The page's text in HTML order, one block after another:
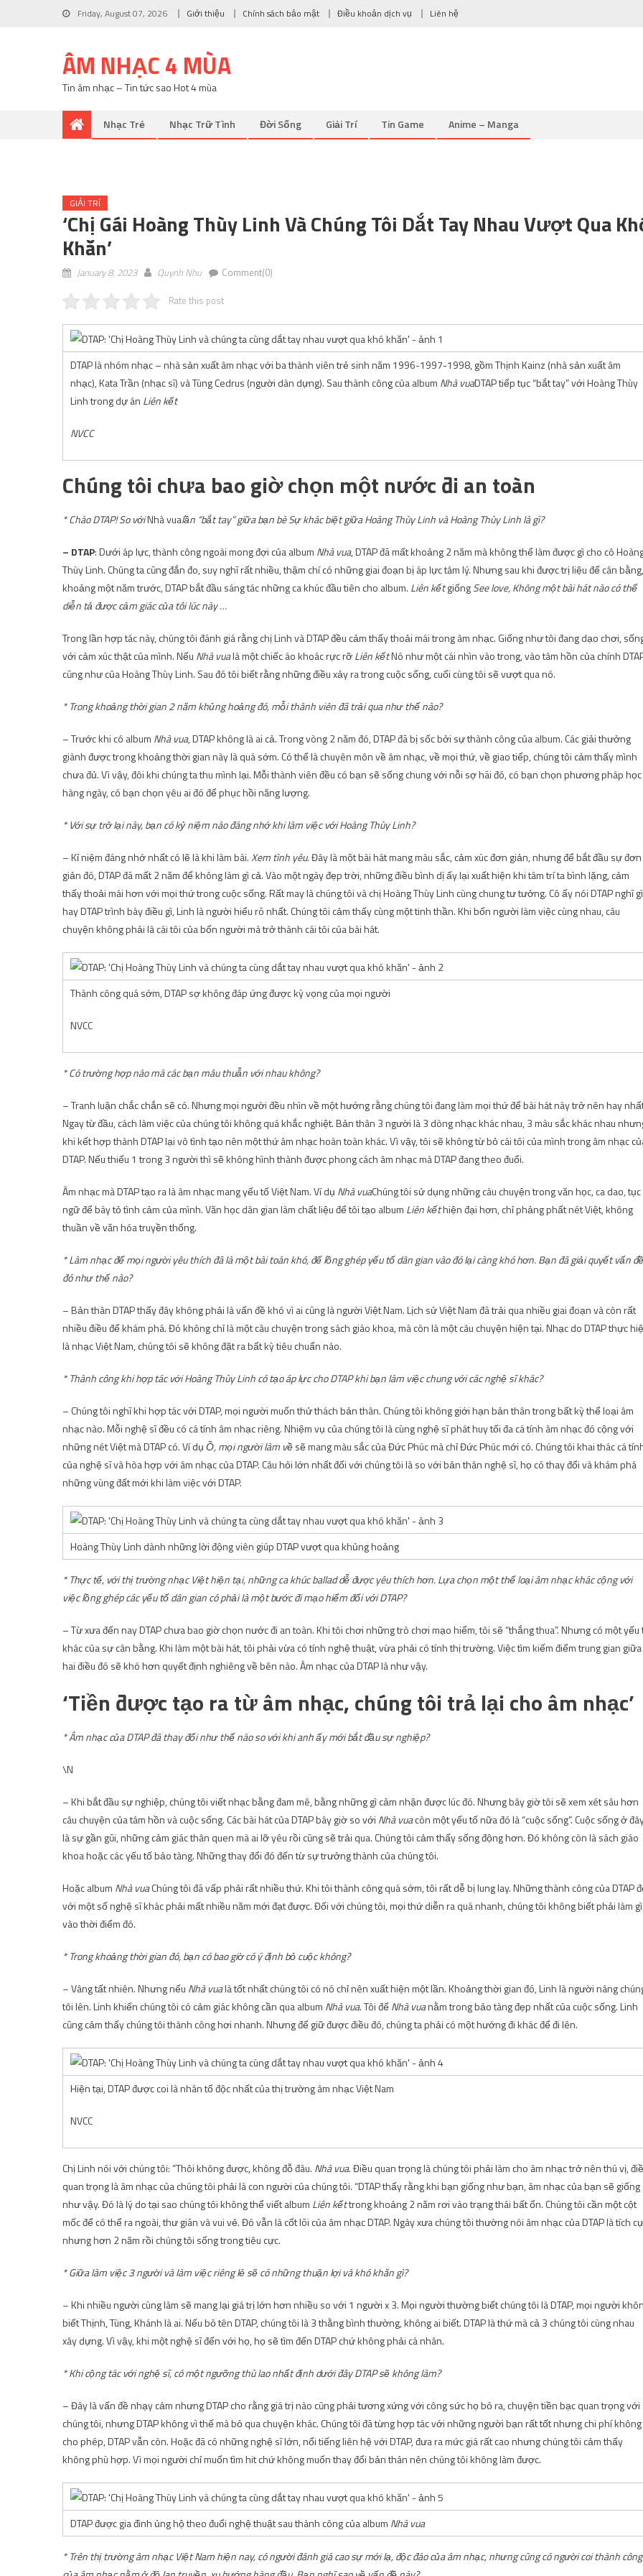
Friday, August 07, 2026 Giới thiệu Chính sách bảo mật Điều khoản dịch vụ Liên hệ
ÂM NHẠC 4 MÙA
Tin âm nhạc – Tin tức sao Hot 4 mùa
Nhạc Trẻ Nhạc Trữ Tình Đời Sống Giải Trí Tin Game Anime – Manga
GIẢI TRÍ
‘Chị Gái Hoàng Thùy Linh Và Chúng Tôi Dắt Tay Nhau Vượt Qua
Khăn’
January 8, 2023 Quynh Nhu Comment(0)
Rate this post
DTAP là nhóm nhạc – nhà sản xuất âm nhạc với ba thành viên trẻ sinh năm 1996-1997-1998, gồm Thịnh Kainz (nhà sản xuất âm
nhạc), Kata Trần (nhạc sĩ) và Tùng Cedrus (người dàn dựng). Sau thành công của album Nhà vuaDTAP tiếp tục “bắt tay” với Hoàng Thùy
Linh trong dự án Liên kết
NVCC
Chúng tôi chưa bao giờ chọn một nước đi an toàn
* ChàoDTAP!So vớiNhà vualần “bắt tay” giữabạn bèSự khác biệt giữa Hoàng Thùy Linh và Hoàng Thùy Linh là gì?
– DTAP: Dưới áp lực, thành công ngoài mong đợi của album Nhà vua, DTAP đã mất khoảng 2 năm mà không thể làm được gì cho cô
Thùy Linh. Chúng ta cũng đắn đo, suy nghĩ rất nhiều, thậm chí có những giai đoạn bị áp lực tâm lý. Nhưng sau khi được trị liệu để cân bằng,
khoảng một năm trước, DTAP bắt đầu sáng tác những ca khúc đầu tiên cho album. Liên kếtgiốngSee love, Không một bài hát nào có thể
diễn tả được cảm giác của tôi lúc này …
Trong lần hợp tác này, chúng tôi đánh giá rằng chị Linh và DTAP đều cảm thấy thoải mái trong âm nhạc. Giống như tôi đang dạo chơi,
với cảm xúc thật của mình. Nếu Nhà vualà một chiếc áo khoác rực rỡLiên kếtNó như một cái nhìn vào trong, vào tâm hồn của chính
cũng như của Hoàng Thùy Linh. Sau đó tôi biết rằng những điều xảy ra trong cuộc sống, cuối cùng tôi sẽ vượt qua nó.
* Trong khoảng thời gian 2 năm khủng hoảng đó, mỗi thành viên đã trải qua như thế nào?
– Trước khi có album Nhà vua, DTAP không là ai cả. Trong vòng 2 năm đó, DTAP đã bị sốc bởi sự thành công của album. Các giải thưởng
giành được trong khoảng thời gian này là quá sớm. Có thể là chuyên môn về âm nhạc, về mọi thứ, về giao tiếp, chúng tôi cảm thấy mình
chưa đủ. Vì vậy, đôi khi chúng ta thu mình lại. Mỗi thành viên đều có bạn sẽ sống chung với nỗi sợ hãi đó, có bạn chọn phương pháp học
hàng ngày, có bạn chọn yêu ai đó để phục hồi năng lượng.
* Với sự trở lại này, bạn có kỷ niệm nào đáng nhớ khi làm việc với Hoàng Thùy Linh?
– Kỉ niệm đáng nhớ nhất có lẽ là khi làm bài.Xem tình yêu. Đây là một bài hát mang màu sắc, cảm xúc đơn giản, nhưng để bắt đầu sự đơn
giản đó, DTAP đã mất 2 năm để không làm gì cả. Vào một ngày đẹp trời, những điều bình dị ấy lại xuất hiện khi tâm trí ta bình lặng, cảm
thấy thoải mái hơn với mọi thứ trong cuộc sống. Rất may là chúng tôi và chị Hoàng Thùy Linh cùng chung tư tưởng. Cô ấy nói DTAP nghĩ
hay DTAP trình bày điều gì, Linh là người hiểu rõ nhất. Chúng tôi cảm thấy cùng một tinh thần. Khi bốn người làm việc cùng nhau, câu
chuyện không phải là cái tôi của bốn người mà trở thành cái tôi của bài hát.
Thành công quá sớm, DTAP sợ không đáp ứng được kỳ vọng của mọi người
NVCC
* Có trường hợp nào mà các bạn mâu thuẫn với nhau không?
– Tranh luận chắc chắn sẽ có. Nhưng mọi người đều nhìn về một hướng rằng chúng tôi đang làm mọi thứ để bài hát này trở nên hay
Ngay từ đầu, cách làm việc của chúng tôi không quá khắc nghiệt. Bản thân 3 người là 3 dòng nhạc khác nhau, 3 màu sắc khác nhau
khi kết hợp thành DTAP lại vô tình tạo nên một thứ âm nhạc hoàn toàn khác. Vì vậy, tôi sẽ không từ bỏ cái tôi của mình trong âm nhạc
DTAP. Nếu thiếu 1 trong 3 người thì sẽ không hình thành được phong cách âm nhạc mà DTAP đang theo đuổi.
Âm nhạc mà DTAP tạo ra là âm nhạc mang yếu tố Việt Nam. Ví dụ Nhà vuaChúng tôi sử dụng những câu chuyện trong văn học, ca dao, tục
ngữ để bày tỏ tình cảm của mình. Văn học dân gian làm chất liệu để tôi tạo album Liên kếthiện đại hơn, chỉ phảng phất nét Việt, không
thuần về văn hóa truyền thống.
* Làm nhạc để mọi người yêu thích đã là một bài toán khó, để lồng ghép yếu tố dân gian vào đó lại càng khó hơn. Bạn đã giải quyết vấn đề
đó như thế nào?
– Bản thân DTAP thấy đây không phải là vấn đề khó vì ai cũng là người Việt Nam. Lịch sử Việt Nam đã trải qua nhiều giai đoạn và còn rất
nhiều điều để khám phá. Đó không chỉ là một câu chuyện trong sách giáo khoa, mà còn là một câu chuyện hiện tại. Nhạc do DTAP thực
là nhạc Việt Nam, chúng tôi sẽ không đặt ra bất kỳ tiêu chuẩn nào.
* Thành công khi hợp tác với Hoàng Thùy Linh có tạo áp lực cho DTAP khi bạn làm việc chung với các nghệ sĩ khác?
– Chúng tôi nghĩ khi hợp tác với DTAP, mọi người muốn thử thách bản thân. Chúng tôi không giới hạn bản thân trong bất kỳ thể loại âm
nhạc nào. Mỗi nghệ sĩ đều có cá tính âm nhạc riêng. Nhiệm vụ của chúng tôi là cùng nghệ sĩ phát huy tối đa cá tính âm nhạc đó cộng với
những nét Việt mà DTAP có. Ví dụỒ, mọi người làm vềsẽ mang màu sắc của Đức Phúc mà chỉ Đức Phúc mới có. Chúng tôi khai thác cá
của nghệ sĩ và hòa hợp với âm nhạc của DTAP. Câu hỏi lớn nhất đối với chúng tôi là so với bản thân nghệ sĩ, họ có thay đổi và khám phá
những vùng đất mới khi làm việc với DTAP.
Hoàng Thùy Linh dành những lời động viên giúp DTAP vượt qua khủng hoảng
* Thực tế, với thị trường nhạc Việt hiện tại, những ca khúc ballad dễ được yêu thích hơn. Lựa chọn một thể loại âm nhạc khác cộng với
việc lồng ghép các yếu tố dân gian có phải là một bước đi mạo hiểm đối với DTAP?
– Từ xưa đến nay DTAP chưa bao giờ chọn nước đi an toàn. Khi tôi chơi những trò chơi mạo hiểm, tôi sẽ “thắng thua”. Nhưng có một yếu
khác của sự cân bằng. Khi làm một bài hát, tôi phải vừa có tính nghệ thuật, vừa phải có tính thị trường. Việc tìm kiếm điểm trung gian giữa
hai điều đó sẽ khó hơn quyết định nghiêng về bên nào. Âm nhạc của DTAP là như vậy.
‘Tiền được tạo ra từ âm nhạc, chúng tôi trả lại cho âm nhạc’
* Âm nhạc của DTAP đã thay đổi như thế nào so với khi anh ấy mới bắt đầu sự nghiệp?
\N
– Khi bắt đầu sự nghiệp, chúng tôi viết nhạc bằng đam mê, bằng những gì cảm nhận được lúc đó. Nhưng bây giờ tôi sẽ xem xét sâu hơn
câu chuyện của tâm hồn và cuộc sống. Các bài hát của DTAP bây giờ so với Nhà vuacòn một yếu tố nữa đó là “cuộc sống”. Cuộc sống ở
là sự gần gũi, những cảm giác thân quen mà ai lỡ yêu rồi cũng sẽ trải qua. Chúng tôi cảm thấy sống động hơn. Đó không còn là sách giáo
khoa hoặc các yếu tố bảo tàng. Những thay đổi đó đến từ sự trưởng thành của chúng tôi.
Hoặc album Nhà vuaChúng tôi đã vấp phải rất nhiều thứ. Khi tôi thành công quá sớm, tôi rất dễ bị lung lay. Những thành công của DTAP
với một số nghệ sĩ khác phải mất nhiều năm mới đạt được. Đối với chúng tôi, mọi thứ diễn ra quá nhanh, chúng tôi không biết phải làm gì
vào thời điểm đó.
* Trong khoảng thời gian đó, bạn có bao giờ có ý định bỏ cuộc không?
– Vâng tất nhiên. Nhưng nếu Nhà vualà tốt nhất chúng tôi có nó chỉ nên xuất hiện một lần. Khoảng thời gian đó, Linh là người nâng
tôi lên. Linh khiến chúng tôi có cảm giác không cần qua album Nhà vua. Tôi đểNhà vuanằm trong bảo tàng đẹp nhất của cuộc sống. Linh
cũng cảm thấy chúng tôi thành công hơi nhanh. Nhưng để giữ được điều đó, chúng ta phải có một hướng đi khác để đi lên.
Hiện tại, DTAP được coi là nhân tố độc nhất của thị trường âm nhạc Việt Nam
NVCC
Chị Linh nói với chúng tôi: “Thôi không được, không đỗ đâu. Nhà vua. Điều quan trọng là chúng tôi phải làm cho âm nhạc trở nên thú vị,
quan trọng là âm nhạc của chúng tôi phải là con người của chúng tôi. “DTAP thấy rằng khi bạn giống như bạn, âm nhạc của bạn sẽ giống
như vậy. Đó là lý do tại sao chúng tôi không thể viết album Liên kếttrong khoảng 2 năm rơi vào trạng thái bất ổn. Chúng tôi cần một cột
mốc để có thể ra ngoài, thư giãn và vui vẻ. Đó vẫn là cốt lõi của âm nhạc DTAP. Ngày xưa chúng tôi thường nói âm nhạc của DTAP là tích
nhưng hơn 2 năm rồi chúng tôi sống trong tiêu cực.
* Giữa làm việc 3 người và làm việc riêng lẻ sẽ có những thuận lợi và khó khăn gì?
– Khi nhiều người cùng làm sẽ mang lại giá trị lớn hơn nhiều so với 1 người x 3. Mọi người thường biết chúng tôi là DTAP, mọi người
biết Thịnh, Tùng, Khánh là ai. Nếu bỏ tên DTAP, chúng tôi là 3 thằng bình thường, không ai biết. DTAP là thứ mà cả 3 chúng tôi cùng nhau
xây dựng. Vì vậy, khi một nghệ sĩ đến với họ, họ sẽ tìm đến DTAP chứ không phải cá nhân.
* Khi cộng tác với nghệ sĩ, có một ngưỡng thù lao nhất định dưới đây DTAP sẽ không làm?
– Đây là vấn đề nhạy cảm nhưng DTAP cho rằng giá trị nào cũng phải tương xứng với công sức họ bỏ ra, chuyện tiền bạc quan trọng với
chúng tôi, nhưng DTAP không vì thế mà bỏ qua chuyện khác. Chúng tôi đã từng hợp tác với những người bạn rất tốt nhưng chi phí không
cho phép, DTAP vẫn còn. Hoặc đã có những nghệ sĩ lớn, nổi tiếng liên hệ với DTAP, đưa ra mức giá rất cao nhưng chúng tôi cảm thấy
không phù hợp. Vì mọi người chỉ muốn tìm hit chứ không muốn thay đổi bản thân nên chúng tôi không làm được.
DTAP được gia đình ủng hộ theo đuổi nghệ thuật sau thành công của album Nhà vua
* Trên thị trường âm nhạc Việt Nam hiện nay, có người đánh giá cao sự mới lạ, độc đáo của âm nhạc, nhưng cũng có người coi thành công